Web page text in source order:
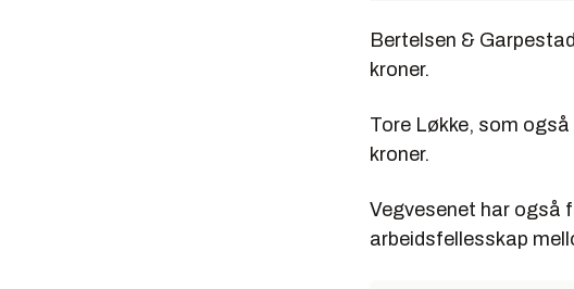
Bertelsen &
kroner.
Tore Løkke, som
kroner.
Vegvesenet har også
arbeidsfellesskap